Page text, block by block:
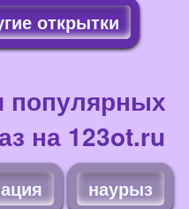
открытки
популярных
на 123ot.ru
наурыз